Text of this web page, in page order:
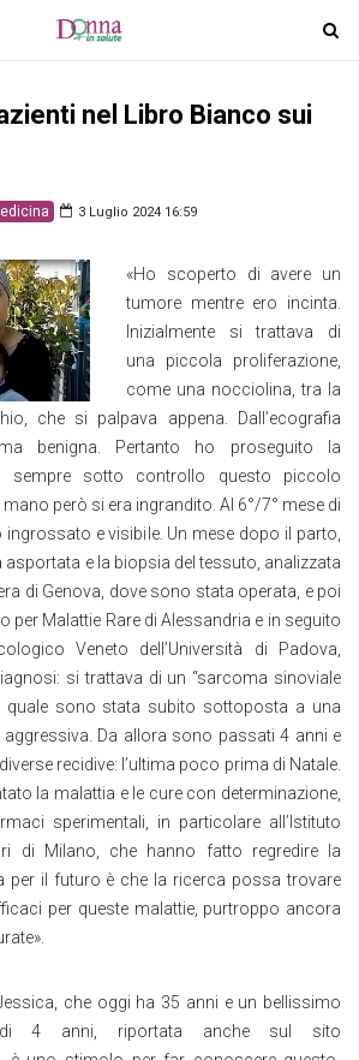
T
o
nel Libro Bianco sui
3 Luglio 2024 16:59
«Ho scoperto di avere un
tumore mentre ero incinta.
Inizialmente si trattava di
una piccola proliferazione,
come una nocciolina, tra la
che si palpava appena. Dall’ecografia
benigna. Pertanto ho proseguito la
sempre sotto controllo questo piccolo
però si era ingrandito. Al 6°/7° mese di
e visibile. Un mese dopo il parto,
e la biopsia del tessuto, analizzata
di Genova, dove sono stata operata, e poi
per Malattie Rare di Alessandria e in seguito
Veneto dell’Università di Padova,
si trattava di un “sarcoma sinoviale
quale sono stata subito sottoposta a una
Da allora sono passati 4 anni e
recidive: l’ultima poco prima di Natale.
la malattia e le cure con determinazione,
sperimentali, in particolare all’Istituto
di Milano, che hanno fatto regredire la
per il futuro è che la ricerca possa trovare
per queste malattie, purtroppo ancora
che oggi ha 35 anni e un bellissimo
di 4 anni, riportata anche sul sito